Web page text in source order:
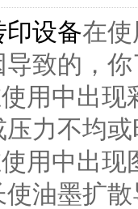
印设备在
导致的，
用中出
压力不均
用中出现
使油墨扩